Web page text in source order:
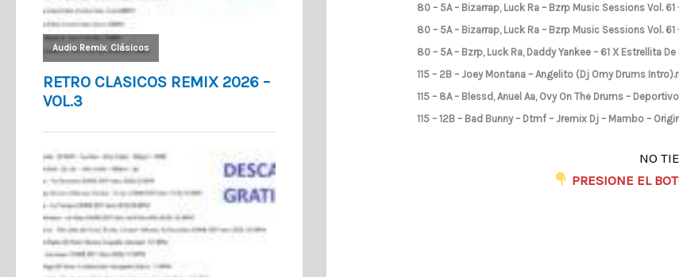
80 – 5A – Bizarrap, Luck Ra – Bzrp Music Sessions Vol.
80 – 5A – Bizarrap, Luck Ra – Bzrp Music Sessions Vol.
80 – 5A – Bzrp, Luck Ra, Daddy Yankee – 61 X Estrellita
115 – 2B – Joey Montana – Angelito (Dj Omy Drums
115 – 8A – Blessd, Anuel Aa, Ovy On The Drums –
115 – 12B – Bad Bunny – Dtmf – Jremix Dj – Mambo –
NO
PRESIONE EL